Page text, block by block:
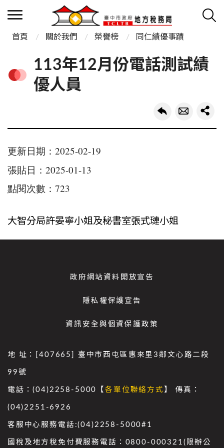
首頁 關於我們 榮譽榜 同仁績優事蹟
113年12月份電話測試績
優人員
更新日期：2025-02-19
張貼日：2025-01-13
點閱次數：723
大智分局許晏寧小姐及秘書室張式璉小姐
政府網站資料開放宣告
隱私權保護宣告
資訊安全與個資保護政策
地 址：[407665] 臺中市西屯區惠來里3鄰文心路二段
99號
電話：(04)2258-5000【各單位聯絡方式 】 傳真：
(04)2251-6926
客服中心服務電話:(04)2258-5000#1
國稅及地方稅免付費服務電話：0800-000321(限辦公